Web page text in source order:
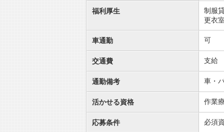
福利厚生
制服
更衣
車通勤 可
交通費 支給
通勤備考 車・
活かせる資格 作業
応募条件 必須